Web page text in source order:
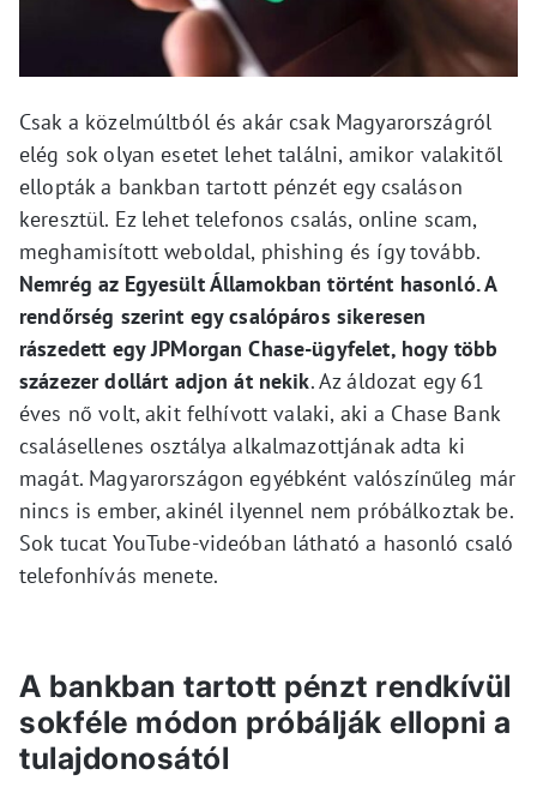
Csak a közelmúltból és akár csak Magyarországról
elég sok olyan esetet lehet találni, amikor valakitől
ellopták a bankban tartott pénzét egy csaláson
keresztül. Ez lehet telefonos csalás, online scam,
meghamisított weboldal, phishing és így tovább.
Nemrég az Egyesült Államokban történt hasonló. A
rendőrség szerint egy csalópáros sikeresen
rászedett egy JPMorgan Chase-ügyfelet, hogy több
százezer dollárt adjon át nekik. Az áldozat egy 61
éves nő volt, akit felhívott valaki, aki a Chase Bank
csalásellenes osztálya alkalmazottjának adta ki
magát. Magyarországon egyébként valószínűleg már
nincs is ember, akinél ilyennel nem próbálkoztak be.
Sok tucat YouTube-videóban látható a hasonló csaló
telefonhívás menete.
A bankban tartott pénzt rendkívül
sokféle módon próbálják ellopni a
tulajdonosától